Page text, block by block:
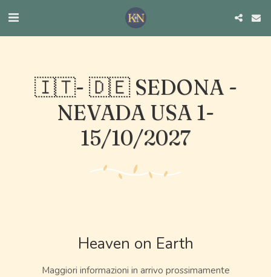
🇮🇹- 🇩🇪 SEDONA -
NEVADA USA 1-
15/10/2027
Heaven on Earth
Maggiori informazioni in arrivo prossimamente